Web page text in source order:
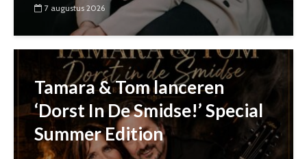
7 augustus 2026
Tamara & Tom lanceren
‘Dorst In De Smidse!’ Special
Summer Edition